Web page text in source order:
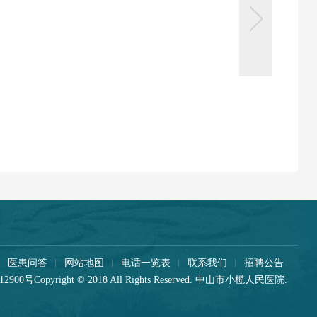
医患问答 网站地图 电话一览表 联系我们
招聘公告
号Copyright © 2018 All Rights Reserved. 中山市小榄人民医院.